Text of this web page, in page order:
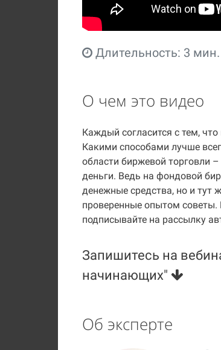
Длительность: 3 мин.
О чем это видео
Каждый согласится с тем,
Какими способами лучше
области биржевой торговли
деньги. Ведь на фондовой
денежные средства, но и тут
проверенные опытом советы.
подписывайте на рассылку
Запишитесь на
начинающих"
Об эксперте